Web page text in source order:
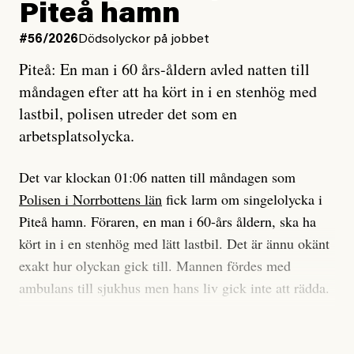
Vad är bra journalistik?
Ett försök till korta svar som jag hoppas kan förtydliga
för Kuhn och Sassarinis-McGowan och andra hur jag
som chefredaktör ser på Dagens ETC:s uppdrag och
roll.
Vi skriver för våra läsare som vill bli informerade,
överraskade, bekräftade, utmanade – och som kräver
att vi granskar allt och alla.
Vi är som sagt en röd, grön och oberoende tidning.
Det betyder en annan journalistik än vad du hittar i
och lade min sista ungdom
på att laga en gammal bod.
Jag sökte ljuset och meningen,
efter det som var rent, rätt och sant,
och aldrig såg jag det klarare än
när jag ombord på bussen hjälpte en tant.
#23/2026Intervjun
Jesper Lundby: ”Livet i sig
är ganska politiskt”
Piteå hamn
#56/2026 Dödsolyckor på jobbet
Piteå: En man i 60 års-åldern avled natten till
måndagen efter att ha kört in i en stenhög med
lastbil, polisen utreder det som en
arbetsplatsolycka.
Det var klockan 01:06 natten till måndagen som
Polisen i Norrbottens län fick larm om singelolycka i
Piteå hamn. Föraren, en man i 60-års åldern, ska ha
kört in i en stenhög med lätt lastbil. Det är ännu okänt
exakt hur olyckan gick till. Mannen fördes med
ambulans till sjukhus men hans liv gick inte att rädda.